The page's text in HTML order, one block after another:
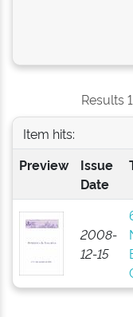
Results
Item hits:
Preview
Issue
Date
2008-
12-15